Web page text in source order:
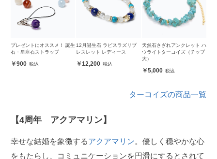
プレゼントにオススメ！ 誕生
石・星座石ストラップ
900
12月誕生石 ラピスラズリブ
レスレット レディース
12,200
天然石さざれアンクレット ハ
ウライトターコイズ（チップ
大）
5,000
ターコイズの商品一覧
【4周年 アクアマリン】
幸せな結婚を象徴するアクアマリン。優しく穏やかな心
をもたらし、コミュニケーションを円滑にするとされて